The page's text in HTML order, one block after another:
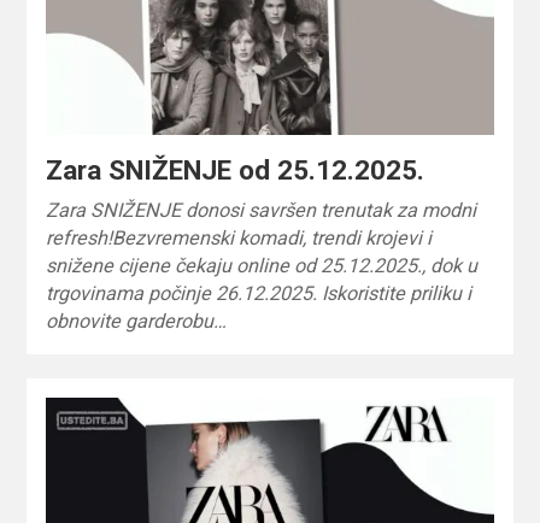
Zara SNIŽENJE od 25.12.2025.
Zara SNIŽENJE donosi savršen trenutak za modni
refresh!Bezvremenski komadi, trendi krojevi i
snižene cijene čekaju online od 25.12.2025., dok u
trgovinama počinje 26.12.2025. Iskoristite priliku i
obnovite garderobu…